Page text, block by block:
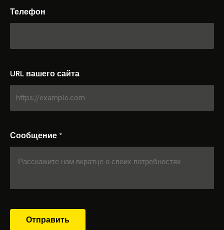
Телефон
URL вашего сайта
Сообщение*
Отправить